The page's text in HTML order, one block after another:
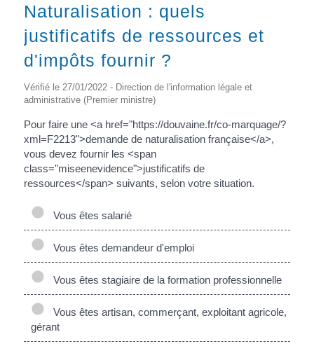
Naturalisation : quels
justificatifs de ressources et
d'impôts fournir ?
Vérifié le 27/01/2022 - Direction de l'information légale et
administrative (Premier ministre)
Pour faire une <a href="https://douvaine.fr/co-marquage/?
xml=F2213">demande de naturalisation française</a>,
vous devez fournir les <span
class="miseenevidence">justificatifs de
ressources</span> suivants, selon votre situation.
Vous êtes salarié
Vous êtes demandeur d'emploi
Vous êtes stagiaire de la formation professionnelle
Vous êtes artisan, commerçant, exploitant agricole,
gérant